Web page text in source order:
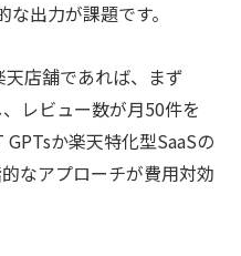
出力が課題です。
店舗であれば、まず
レビュー数が月50件を
か楽天特化型SaaSの
なアプローチが費用対効